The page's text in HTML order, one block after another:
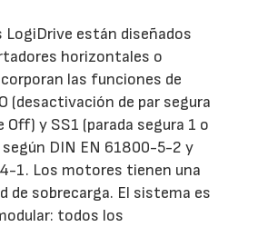
LogiDrive están diseñados
horizontales o
las funciones de
(desactivación de par segura
Off) y SS1 (parada segura 1 o
DIN EN 61800-5-2 y
1. Los motores tienen una
de sobrecarga. El sistema es
todos los